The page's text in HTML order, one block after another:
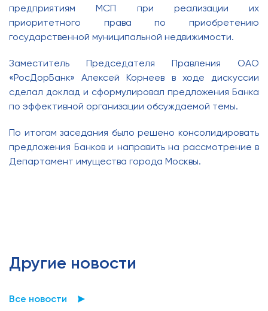
предприятиям МСП при реализации их
приоритетного права по приобретению
государственной муниципальной недвижимости.
Заместитель Председателя Правления ОАО
«РосДорБанк» Алексей Корнеев в ходе дискуссии
сделал доклад и сформулировал предложения Банка
по эффективной организации обсуждаемой темы.
По итогам заседания было решено консолидировать
предложения Банков и направить на рассмотрение в
Департамент имущества города Москвы.
Другие новости
Все новости